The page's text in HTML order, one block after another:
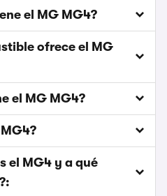
el MG MG4?
ofrece el MG
el MG MG4?
el MG4 y a qué